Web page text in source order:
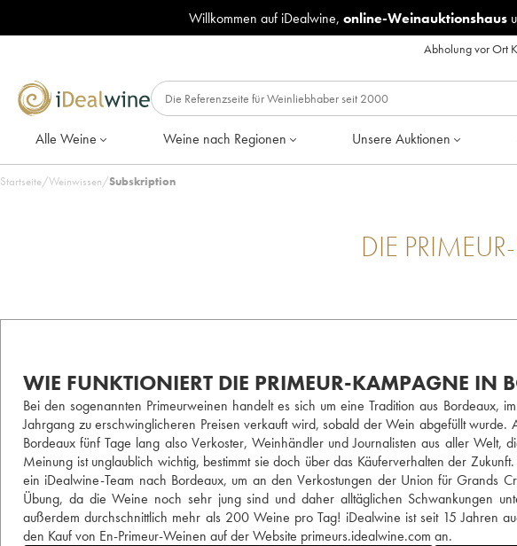
Willkommen auf iDealwine, online-Weinauktionshaus
Abholung vor Ort
Alle Weine Weine nach Regionen Unsere Auktionen
Startseite/Weinwissen/Subskription
DIE
WIE FUNKTIONIERT DIE PRIMEUR-KAMPAGNE IN
Bei den sogenannten Primeurweinen handelt es sich um eine Tradition aus Bordeaux,
Jahrgang zu erschwinglicheren Preisen verkauft wird, sobald der Wein abgefüllt
Bordeaux fünf Tage lang also Verkoster, Weinhändler und Journalisten aus aller Welt,
Meinung ist unglaublich wichtig, bestimmt sie doch über das Käuferverhalten der
ein iDealwine-Team nach Bordeaux, um an den Verkostungen der Union für Grands
Übung, da die Weine noch sehr jung sind und daher alltäglichen Schwankungen
außerdem durchschnittlich mehr als 200 Weine pro Tag! iDealwine ist seit 15 Jahren
den Kauf von En-Primeur-Weinen auf der Website primeurs.idealwine.com an.